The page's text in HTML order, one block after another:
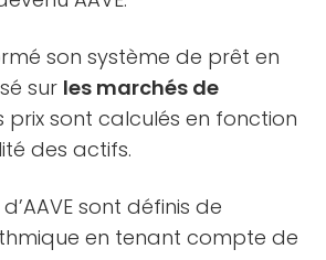
son système de prêt en
sur les marchés de
prix sont calculés en fonction
des actifs.
sont définis de
en tenant compte de